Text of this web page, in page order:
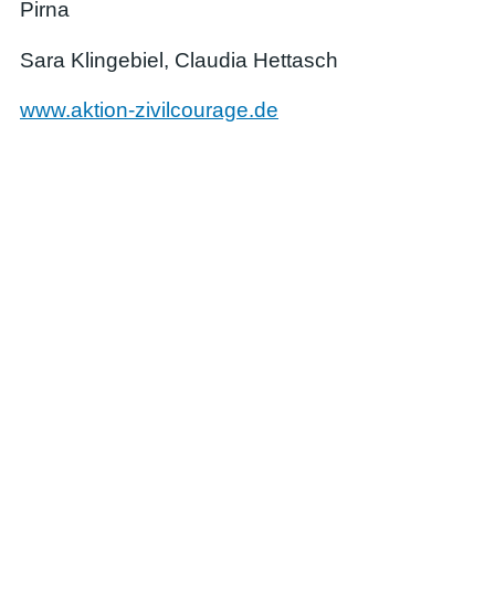
Pirna
Sara Klingebiel, Claudia Hettasch
www.aktion-zivilcourage.de